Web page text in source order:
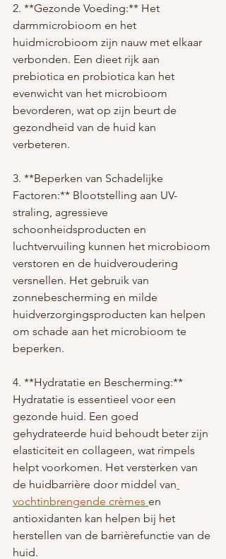
2. **Gezonde Voeding:** Het
darmmicrobioom en het
huidmicrobioom zijn nauw met elkaar
verbonden. Een dieet rijk aan
prebiotica en probiotica kan het
evenwicht van het microbioom
bevorderen, wat op zijn beurt de
gezondheid van de huid kan
verbeteren.
3. **Beperken van Schadelijke
Factoren:** Blootstelling aan UV-
straling, agressieve
schoonheidsproducten en
luchtvervuiling kunnen het microbioom
verstoren en de huidveroudering
versnellen. Het gebruik van
zonnebescherming en milde
huidverzorgingsproducten kan helpen
om schade aan het microbioom te
beperken.
4. **Hydratatie en Bescherming:**
Hydratatie is essentieel voor een
gezonde huid. Een goed
gehydrateerde huid behoudt beter zijn
elasticiteit en collageen, wat rimpels
helpt voorkomen. Het versterken van
de huidbarrière door middel van
vochtinbrengende crèmes en
antioxidanten kan helpen bij het
herstellen van de barrièrefunctie van de
huid.